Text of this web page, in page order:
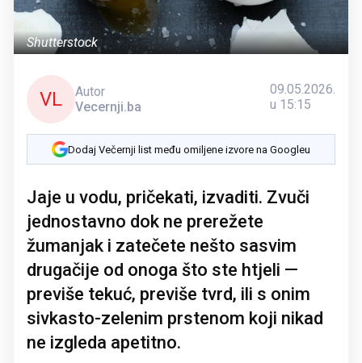
Shutterstock
VL
Autor
Vecernji.ba
09.05.2026.
u 15:15
Dodaj Večernji list među omiljene izvore na Googleu
Jaje u vodu, pričekati, izvaditi. Zvuči
jednostavno dok ne prerežete
žumanjak i zatečete nešto sasvim
drugačije od onoga što ste htjeli —
previše tekuć, previše tvrd, ili s onim
sivkasto-zelenim prstenom koji nikad
ne izgleda apetitno.